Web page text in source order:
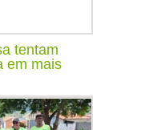
tentam
em mais